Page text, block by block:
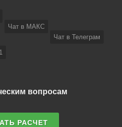
Чат в МАКС
Чат в Телеграм
вопросам
РАСЧЕТ